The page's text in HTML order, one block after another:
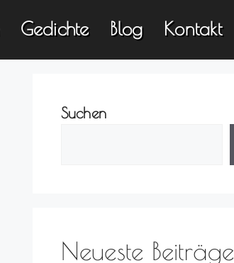
Gedichte Blog Kontakt
Suchen
Neueste Beiträge